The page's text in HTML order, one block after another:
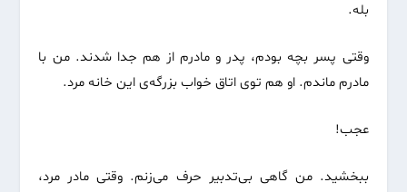
بله.
وقتی پسر بچه بودم، پدر و مادرم از هم جدا شدند. من با
مادرم ماندم. او هم توی اتاق خواب بزرگه‌ی این خانه مرد.
عجب!
ببخشید. من گاهی بی‌تدبیر حرف می‌زنم. وقتی مادر مرد،